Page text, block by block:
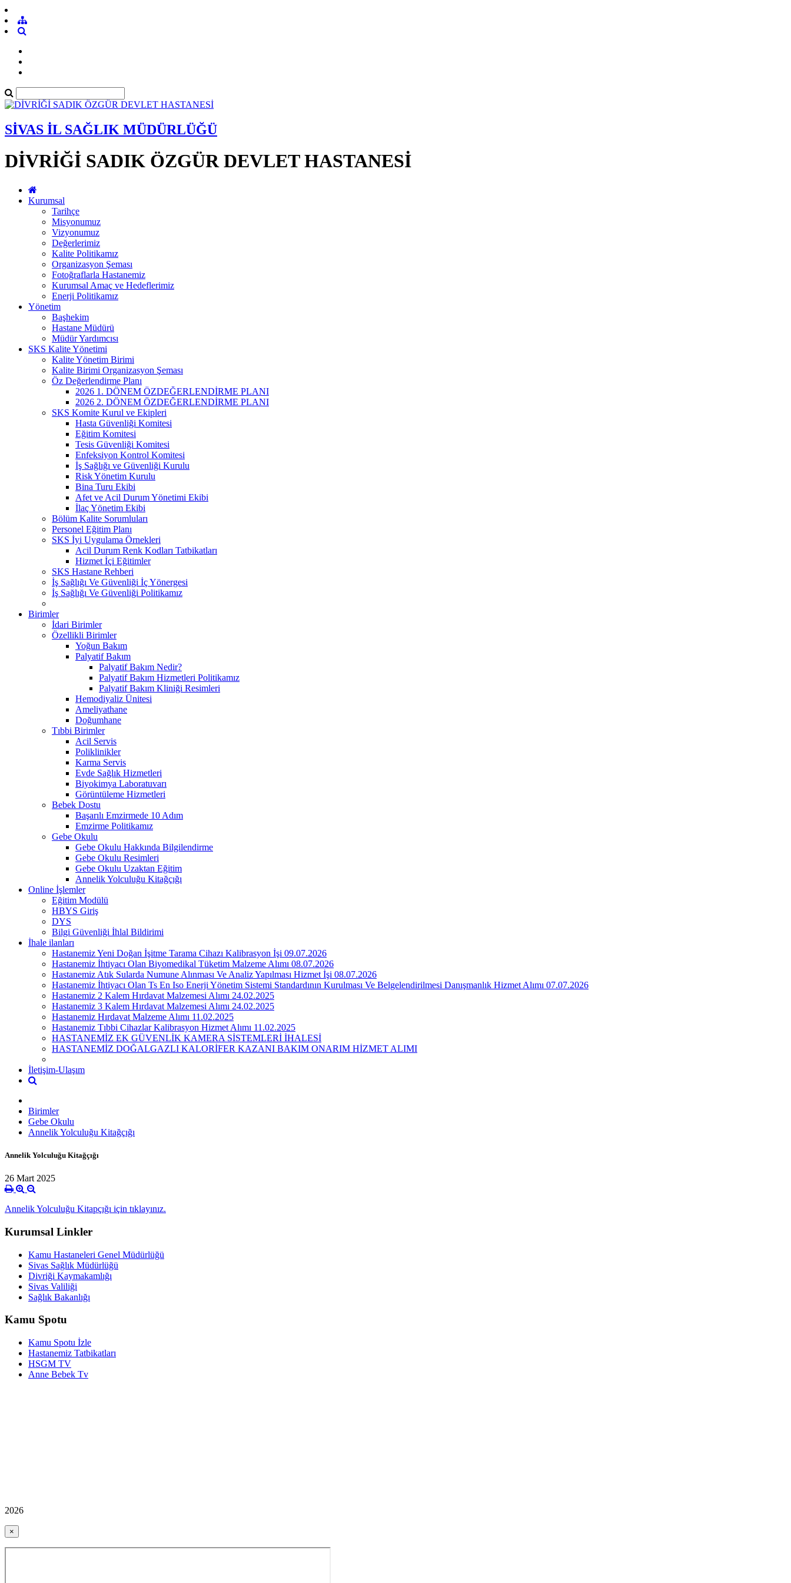
SİVAS İL SAĞLIK MÜDÜRLÜĞÜ
DİVRİĞİ SADIK ÖZGÜR DEVLET HASTANESİ
Kurumsal
Tarihçe
Misyonumuz
Vizyonumuz
Değerlerimiz
Kalite Politikamız
Organizasyon Şeması
Fotoğraflarla Hastanemiz
Kurumsal Amaç ve Hedeflerimiz
Enerji Politikamız
Yönetim
Başhekim
Hastane Müdürü
Müdür Yardımcısı
SKS Kalite Yönetimi
Kalite Yönetim Birimi
Kalite Birimi Organizasyon Şeması
Öz Değerlendirme Planı
2026 1. DÖNEM ÖZDEĞERLENDİRME PLANI
2026 2. DÖNEM ÖZDEĞERLENDİRME PLANI
SKS Komite Kurul ve Ekipleri
Hasta Güvenliği Komitesi
Eğitim Komitesi
Tesis Güvenliği Komitesi
Enfeksiyon Kontrol Komitesi
İş Sağlığı ve Güvenliği Kurulu
Risk Yönetim Kurulu
Bina Turu Ekibi
Afet ve Acil Durum Yönetimi Ekibi
İlaç Yönetim Ekibi
Bölüm Kalite Sorumluları
Personel Eğitim Planı
SKS İyi Uygulama Örnekleri
Acil Durum Renk Kodları Tatbikatları
Hizmet İçi Eğitimler
SKS Hastane Rehberi
İş Sağlığı Ve Güvenliği İç Yönergesi
İş Sağlığı Ve Güvenliği Politikamız
Birimler
İdari Birimler
Özellikli Birimler
Yoğun Bakım
Palyatif Bakım
Palyatif Bakım Nedir?
Palyatif Bakım Hizmetleri Politikamız
Palyatif Bakım Kliniği Resimleri
Hemodiyaliz Ünitesi
Ameliyathane
Doğumhane
Tıbbi Birimler
Acil Servis
Poliklinikler
Karma Servis
Evde Sağlık Hizmetleri
Biyokimya Laboratuvarı
Görüntüleme Hizmetleri
Bebek Dostu
Başarılı Emzirmede 10 Adım
Emzirme Politikamız
Gebe Okulu
Gebe Okulu Hakkında Bilgilendirme
Gebe Okulu Resimleri
Gebe Okulu Uzaktan Eğitim
Annelik Yolculuğu Kitağçığı
Online İşlemler
Eğitim Modülü
HBYS Giriş
DYS
Bilgi Güvenliği İhlal Bildirimi
İhale ilanları
Hastanemiz Yeni Doğan İşitme Tarama Cihazı Kalibrasyon İşi 09.07.2026
Hastanemiz İhtiyacı Olan Biyomedikal Tüketim Malzeme Alımı 08.07.2026
Hastanemiz Atık Sularda Numune Alınması Ve Analiz Yapılması Hizmet İşi 08.07.2026
Hastanemiz İhtiyacı Olan Ts En Iso Enerji Yönetim Sistemi Standardının Kurulması Ve Belgelendirilmesi Danışmanlık Hizmet Alımı 07.07.2026
Hastanemiz 2 Kalem Hırdavat Malzemesi Alımı 24.02.2025
Hastanemiz 3 Kalem Hırdavat Malzemesi Alımı 24.02.2025
Hastanemiz Hırdavat Malzeme Alımı 11.02.2025
Hastanemiz Tıbbi Cihazlar Kalibrasyon Hizmet Alımı 11.02.2025
HASTANEMİZ EK GÜVENLİK KAMERA SİSTEMLERİ İHALESİ
HASTANEMİZ DOĞALGAZLI KALORİFER KAZANI BAKIM ONARIM HİZMET ALIMI
İletişim-Ulaşım
Birimler
Gebe Okulu
Annelik Yolculuğu Kitağçığı
Annelik Yolculuğu Kitağçığı
26 Mart 2025
Annelik Yolculuğu Kitapçığı için tıklayınız.
Kurumsal Linkler
Kamu Hastaneleri Genel Müdürlüğü
Sivas Sağlık Müdürlüğü
Divriği Kaymakamlığı
Sivas Valiliği
Sağlık Bakanlığı
Kamu Spotu
Kamu Spotu İzle
Hastanemiz Tatbikatları
HSGM TV
Anne Bebek Tv
2026
×